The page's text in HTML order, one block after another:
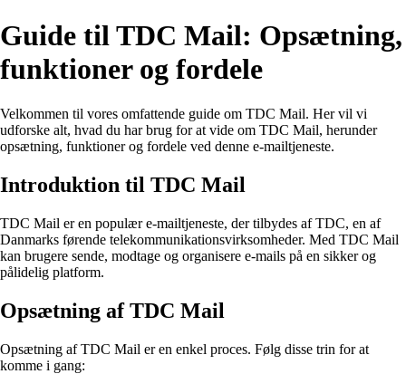
Guide til TDC Mail: Opsætning,
funktioner og fordele
Velkommen til vores omfattende guide om TDC Mail. Her vil vi
udforske alt, hvad du har brug for at vide om TDC Mail, herunder
opsætning, funktioner og fordele ved denne e-mailtjeneste.
Introduktion til TDC Mail
TDC Mail er en populær e-mailtjeneste, der tilbydes af TDC, en af
Danmarks førende telekommunikationsvirksomheder. Med TDC Mail
kan brugere sende, modtage og organisere e-mails på en sikker og
pålidelig platform.
Opsætning af TDC Mail
Opsætning af TDC Mail er en enkel proces. Følg disse trin for at
komme i gang: